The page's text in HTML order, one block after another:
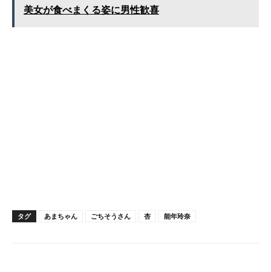
美女が食べまくる姿に男性歓喜
タグ あまちゃん ごちそうさん 杏 能年玲奈